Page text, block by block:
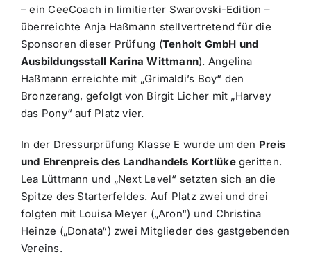
– ein CeeCoach in limitierter Swarovski-Edition –
überreichte Anja Haßmann stellvertretend für die
Sponsoren dieser Prüfung (Tenholt GmbH und
Ausbildungsstall Karina Wittmann). Angelina
Haßmann erreichte mit „Grimaldi’s Boy“ den
Bronzerang, gefolgt von Birgit Licher mit „Harvey
das Pony“ auf Platz vier.
In der Dressurprüfung Klasse E wurde um den Preis
und Ehrenpreis des Landhandels Kortlükegeritten.
Lea Lüttmann und „Next Level“ setzten sich an die
Spitze des Starterfeldes. Auf Platz zwei und drei
folgten mit Louisa Meyer („Aron“) und Christina
Heinze („Donata“) zwei Mitglieder des gastgebenden
Vereins.